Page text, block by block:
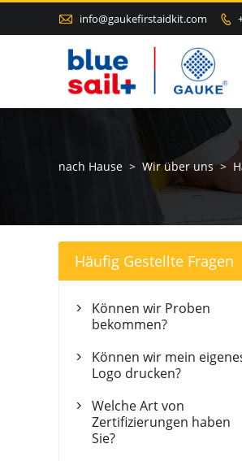
 info@gaukefirstaidkit.com 
nach Hause > Wir über uns >
Häufig Gestellte Fragen

Können wir Proben
bekommen?

Können wir mein
Logo drucken?

Welche Art von
Zertifizierungen haben
Sie?